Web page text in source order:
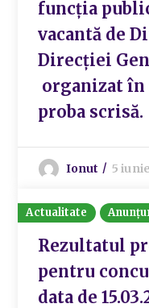
funcția
vacantă de
Direcției
organizat în
proba scrisă.
Ionut 5
Actualitate
Rezultatul
pentru
data de